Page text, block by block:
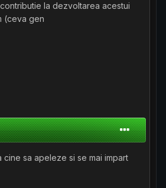
la dezvoltarea acestui
(ceva gen
sa apeleze si se mai impart